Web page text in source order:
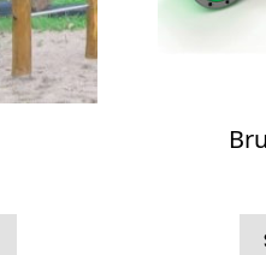
velges